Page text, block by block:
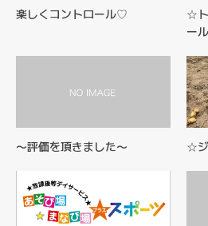
楽しくコントロール♡
☆ト
ー
〜評価を頂きました〜 ☆